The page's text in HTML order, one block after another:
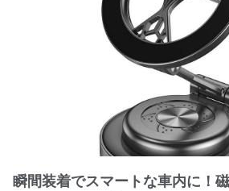
瞬間装着でスマートな車内に！